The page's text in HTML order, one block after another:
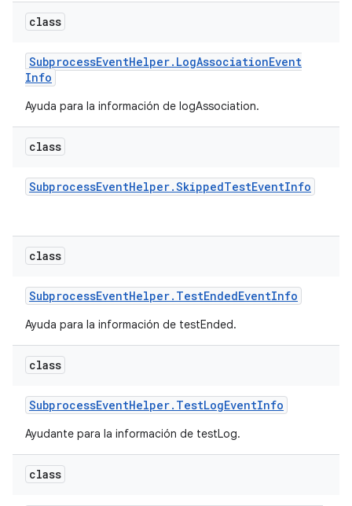
class
SubprocessEventHelper. LogAssociationEvent
Info
Ayuda para la información de logAssociation.
class
SubprocessEventHelper.SkippedTestEventInfo
class
SubprocessEventHelper. TestEndedEventInfo
Ayuda para la información de testEnded.
class
SubprocessEventHelper. TestLogEventInfo
Ayudante para la información de testLog.
class